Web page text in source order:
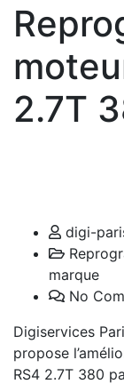
2.7T
digi-
marque
No
Digiservices
propose
RS4 2.7T 380